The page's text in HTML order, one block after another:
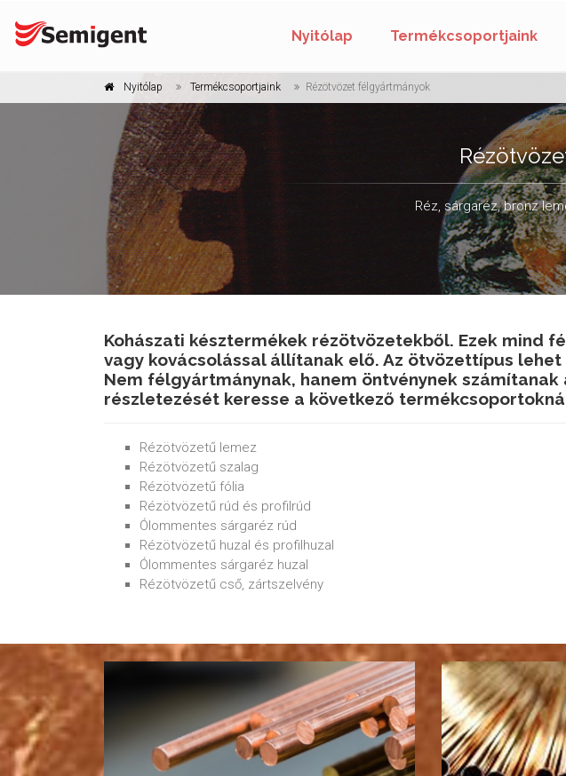
Nyitólap Termékcsoportjaink
Nyitólap Termékcsoportjaink Rézötvözet félgyártmányok
Réz, sárgaréz, bronz
Kohászati késztermékek rézötvözetekből. Ezek mind
vagy kovácsolással állítanak elő. Az ötvözettípus
Nem félgyártmánynak, hanem öntvénynek
részletezését keresse a következő
Rézötvözetű lemez
Rézötvözetű szalag
Rézötvözetű fólia
Rézötvözetű rúd és profilrúd
Ólommentes sárgaréz rúd
Rézötvözetű huzal és profilhuzal
Ólommentes sárgaréz huzal
Rézötvözetű cső, zártszelvény